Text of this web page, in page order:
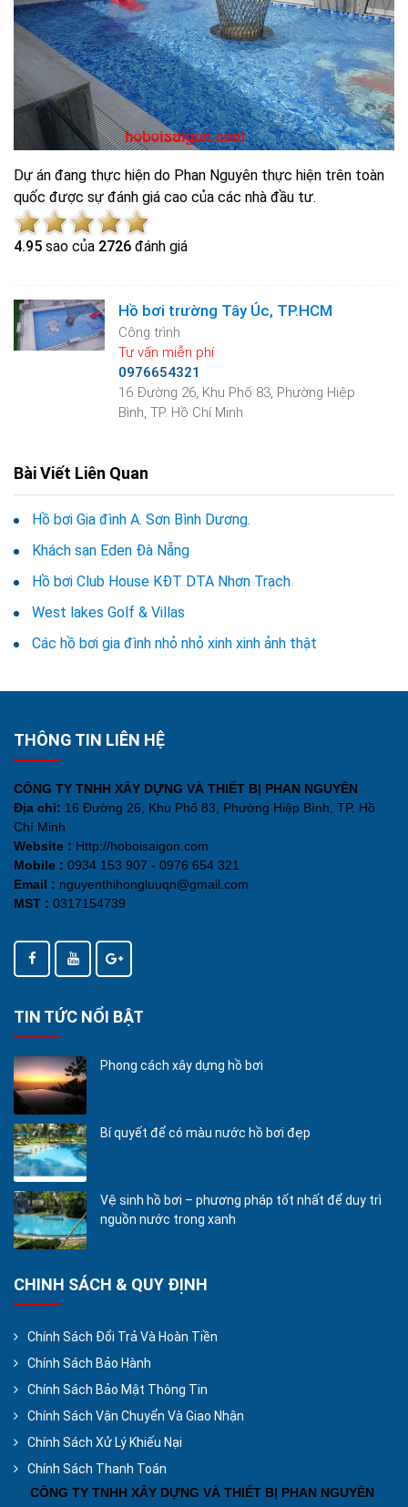
Dự án đang thực hiện do Phan Nguyên thực hiện trên toàn
quốc được sự đánh giá cao của các nhà đầu tư.
4.95 sao của 2726 đánh giá
Hồ bơi trường Tây Úc, TP.HCM
Công trình
Tư vấn miễn phí
0976654321
16 Đường 26, Khu Phố 83, Phường Hiệp
Bình, TP. Hồ Chí Minh
Bài Viết Liên Quan
Hồ bơi Gia đình A. Sơn Bình Dương.
Khách sạn Eden Đà Nẵng
Hồ bơi Club House KĐT DTA Nhơn Trạch
West lakes Golf & Villas
Các hồ bơi gia đình nhỏ nhỏ xinh xinh ảnh thật
THÔNG TIN LIÊN HỆ
CÔNG TY TNHH XÂY DỰNG VÀ THIẾT BỊ PHAN NGUYÊN
Địa chỉ: 16 Đường 26, Khu Phố 83, Phường Hiệp Bình, TP. Hồ
Chí Minh
Website : Http://hoboisaigon.com
Mobile : 0934 153 907 - 0976 654 321
Email : nguyenthihongluuqn@gmail.com
MST : 0317154739
TIN TỨC NỔI BẬT
Phong cách xây dựng hồ bơi
Bí quyết để có màu nước hồ bơi đẹp
Vệ sinh hồ bơi – phương pháp tốt nhất để duy trì
nguồn nước trong xanh
CHINH SÁCH & QUY ĐỊNH
Chính Sách Đổi Trả Và Hoàn Tiền
Chính Sách Bảo Hành
Chính Sách Bảo Mật Thông Tin
Chính Sách Vận Chuyển Và Giao Nhận
Chính Sách Xử Lý Khiếu Nại
Chính Sách Thanh Toán
CÔNG TY TNHH XÂY DỰNG VÀ THIẾT BỊ PHAN NGUYÊN